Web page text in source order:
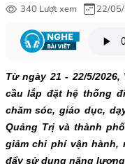
340 Lượt xem 22/
Từ ngày 21 - 22/5/
cầu lắp đặt hệ thống
chăm sóc, giáo dục,
Quảng Trị và thành
giảm chi phí vận
đẩy sử dụng năng